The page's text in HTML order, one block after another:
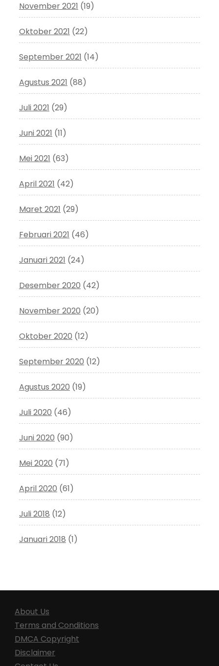
November 2021 (19)
Oktober 2021 (22)
September 2021 (14)
Agustus 2021 (88)
Juli 2021 (29)
Juni 2021 (11)
Mei 2021 (63)
April 2021 (42)
Maret 2021 (29)
Februari 2021 (46)
Januari 2021 (24)
Desember 2020 (42)
November 2020 (20)
Oktober 2020 (12)
September 2020 (12)
Agustus 2020 (19)
Juli 2020 (46)
Juni 2020 (90)
Mei 2020 (71)
April 2020 (61)
Juli 2018 (12)
Januari 2018 (1)
About Us
Terms and Conditions
DMCA Copyright
Disclaimer